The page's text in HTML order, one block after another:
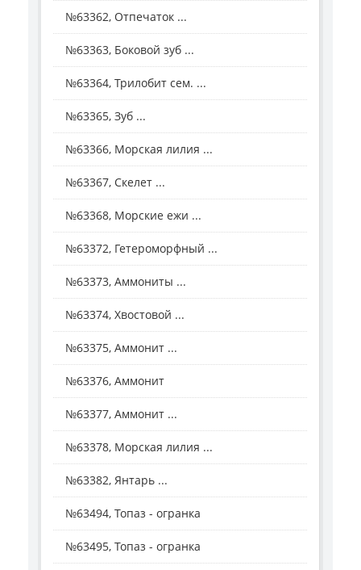
№63362, Отпечаток ...
№63363, Боковой зуб ...
№63364, Трилобит сем. ...
№63365, Зуб ...
№63366, Морская лилия ...
№63367, Скелет ...
№63368, Морские ежи ...
№63372, Гетероморфный ...
№63373, Аммониты ...
№63374, Хвостовой ...
№63375, Аммонит ...
№63376, Аммонит
№63377, Аммонит ...
№63378, Морская лилия ...
№63382, Янтарь ...
№63494, Топаз - огранка
№63495, Топаз - огранка